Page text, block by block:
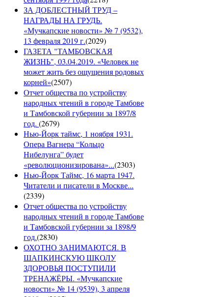
ЗА ДОБЛЕСТНЫЙ ТРУД –
НАГРАДЫ НА ГРУДЬ.
«Мучкапские новости» № 7 (9532),
13 февраля 2019 г.(2029)
ГАЗЕТА "ТАМБОВСКАЯ
ЖИЗНЬ", 03.04.2019. «Человек не
может жить без ощущения родовых
корней»(2507)
Отчет общества по устройству
народных чтений в городе Тамбове
и Тамбовской губернии за 1897/8
год. (2679)
Нью-Йорк таймс, 1 ноября 1931.
Опера Вагнера “Кольцо
Нибелунга” будет
«революционизирована»...(2303)
Нью-Йорк Таймс, 16 марта 1947.
Читатели и писатели в Москве...
(2339)
Отчет общества по устройству
народных чтений в городе Тамбове
и Тамбовской губернии за 1898/9
год.(2830)
ОХОТНО ЗАНИМАЮТСЯ. В
ШАПКИНСКУЮ ШКОЛУ
ЗДОРОВЬЯ ПОСТУПИЛИ
ТРЕНАЖЁРЫ. «Мучкапские
новости» № 14 (9539), 3 апреля